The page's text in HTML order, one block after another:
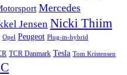
Mercedes
Jensen Nicki Thiim
Opel Peugeot Plug-in-hybrid
TCR Danmark Tesla Tom Kristensen